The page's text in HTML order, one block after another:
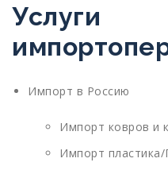
Услуги
Импорт в Россию
Импорт ковров и
Импорт